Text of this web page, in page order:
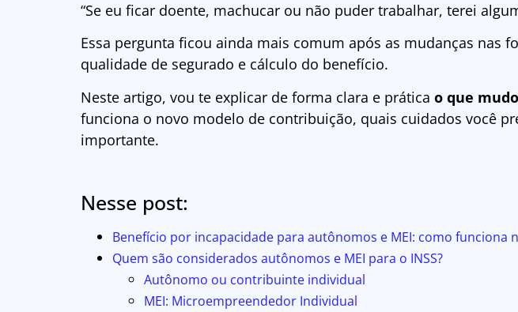
“Se eu ficar doente, machucar ou não puder trabalhar, terei
Essa pergunta ficou ainda mais comum após as mudanças nas
qualidade de segurado e cálculo do benefício.
Neste artigo, vou te explicar de forma clara e prática o que
funciona o novo modelo de contribuição, quais cuidados você
importante.
Nesse post:
Benefício por incapacidade para autônomos e MEI: como funciona
Quem são considerados autônomos e MEI para o INSS?
Autônomo ou contribuinte individual
MEI: Microempreendedor Individual